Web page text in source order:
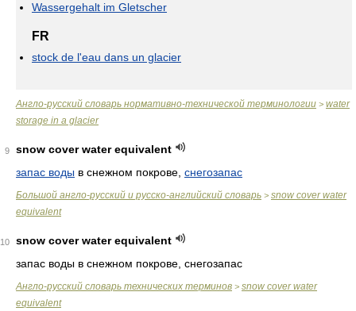
Wassergehalt im Gletscher
FR
stock de l'eau dans un glacier
Англо-русский словарь нормативно-технической терминологии > water
storage in a glacier
9
snow cover water equivalent
запас воды в снежном покрове, снегозапас
Большой англо-русский и русско-английский словарь > snow cover water
equivalent
10
snow cover water equivalent
запас воды в снежном покрове, снегозапас
Англо-русский словарь технических терминов > snow cover water
equivalent